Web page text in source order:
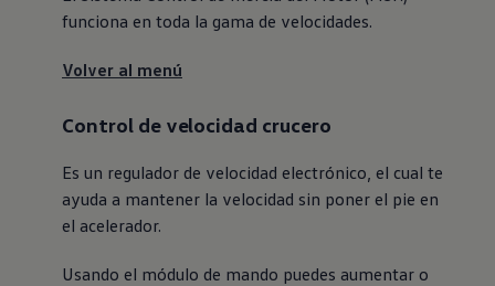
funciona en toda la gama de velocidades.
Volver al menú
Control de velocidad crucero
Es un regulador de velocidad electrónico, el cual te
ayuda a mantener la velocidad sin poner el pie en
el acelerador.
Usando el módulo de mando puedes aumentar o